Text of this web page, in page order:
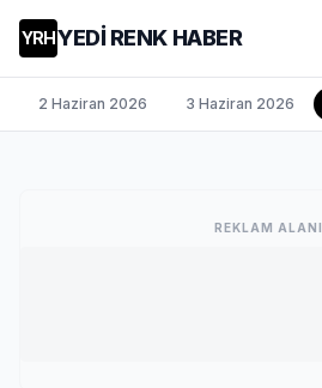
YRHYEDİ RENK HABER
2 Haziran 2026 3 Haziran 2026
REKLAM ALANI